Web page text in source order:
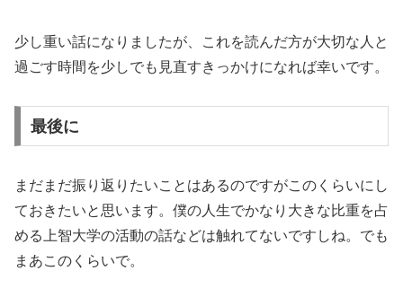
少し重い話になりましたが、これを読んだ方が大切な人と
過ごす時間を少しでも見直すきっかけになれば幸いです。
最後に
まだまだ振り返りたいことはあるのですがこのくらいにし
ておきたいと思います。僕の人生でかなり大きな比重を占
める上智大学の活動の話などは触れてないですしね。でも
まあこのくらいで。